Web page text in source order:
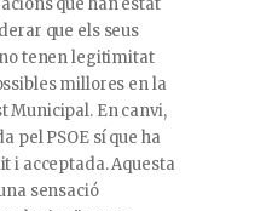
que han estat
que els seus
tenen legitimitat
millores en la
Municipal. En canvi,
pel PSOE sí que ha
i acceptada. Aquesta
sensació